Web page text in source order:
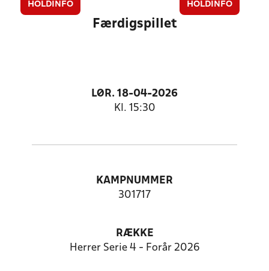
HOLDINFO HOLDINFO
Færdigspillet
LØR. 18-04-2026
Kl. 15:30
KAMPNUMMER
301717
RÆKKE
Herrer Serie 4 - Forår 2026